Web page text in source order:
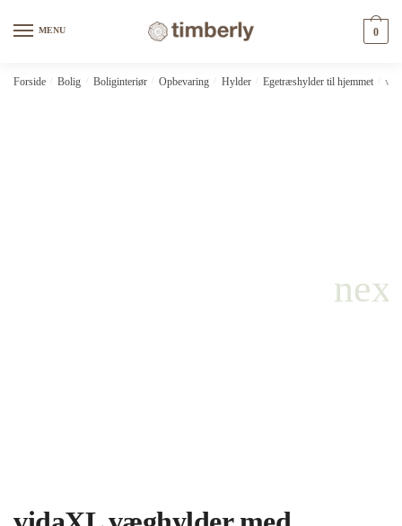
MENU 0
Forside Bolig Boliginteriør Opbevaring Hylder Egetræshylder til hjemmet